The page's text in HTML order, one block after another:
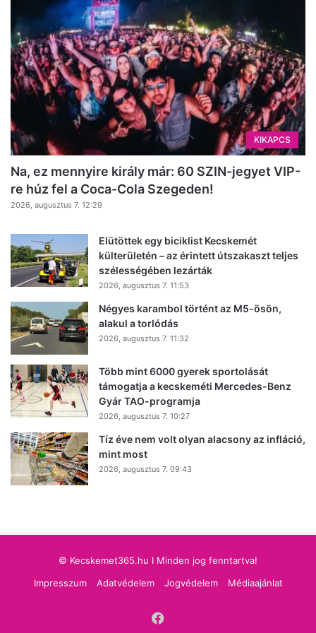
KIKAPCS
Na, ez mennyire király már: 60 SZIN-jegyet VIP-
re húz fel a Coca-Cola Szegeden!
2026, augusztus 7. 12:29
Elütöttek egy biciklist Kecskemét
külterületén – az érintett útszakaszt teljes
szélességében lezárták
2026, augusztus 7. 11:53
Négyes karambol történt az M5-ösön,
alakul a torlódás
2026, augusztus 7. 11:32
Több mint 6000 gyerek sportolását
támogatja a kecskeméti Mercedes-Benz
Gyár TAO-programja
2026, augusztus 7. 10:27
Tíz éve nem volt olyan alacsony az infláció,
mint most
2026, augusztus 7. 09:43
© Kecskemet365.hu I Minden jog fenntartva!
Impresszum
Adatvédelem Jogvédelem Médiaajánlat
Facebook